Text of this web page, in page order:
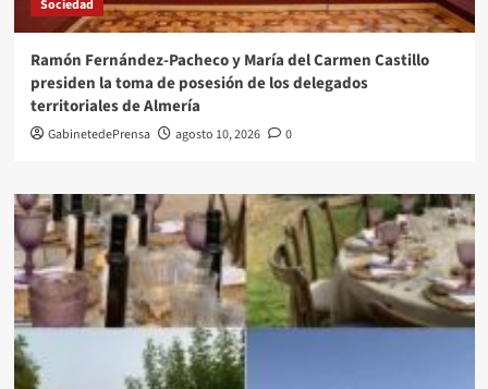
Sociedad
Ramón Fernández-Pacheco y María del Carmen Castillo
presiden la toma de posesión de los delegados
territoriales de Almería
GabinetedePrensa agosto 10, 2026 0